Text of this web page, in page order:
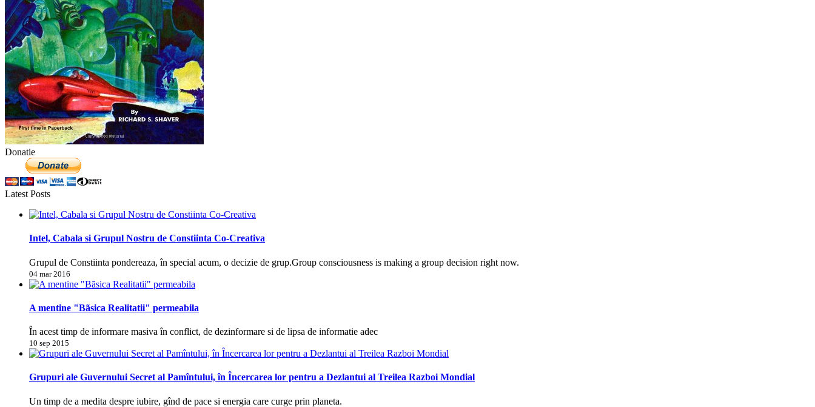
Donatie
Latest Posts
Intel, Cabala si Grupul Nostru de Constiinta Co-Creativa
Grupul de Constiinta pondereaza, în special acum, o decizie de grup.Group consciousness is making a group decision right now.
04 mar 2016
A mentine "Bãsica Realitatii" permeabila
În acest timp de informare masiva în conflict, de dezinformare si de lipsa de informatie adec
10 sep 2015
Grupuri ale Guvernului Secret al Pamîntului, în Încercarea lor pentru a Dezlantui al Treilea Razboi Mondial
Un timp de a medita despre iubire, gînd de pace si energia care curge prin planeta.